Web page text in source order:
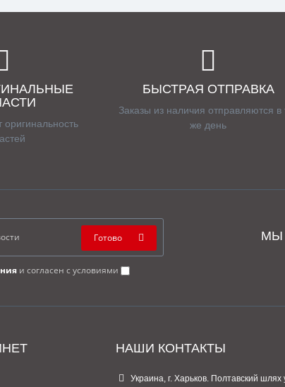
оригинальность
БЫСТРАЯ ОТПРАВКА
Заказы из наличия отправляются в
же день
и согласен с условиями
Готово МЫ
НАШИ КОНТАКТЫ
Украина, г. Харьков. Полтавский шлях